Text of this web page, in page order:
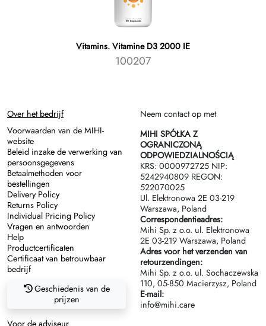
Vitamins. Vitamine D3 2000 IE
100207
Over het bedrijf
Voorwaarden van de MIHI-
website
Beleid inzake de verwerking van
persoonsgegevens
Betaalmethoden voor
bestellingen
Delivery Policy
Returns Policy
Individual Pricing Policy
Vragen en antwoorden
Help
Productcertificaten
Certificaat van betrouwbaar
bedrijf
Geschiedenis van de
prijzen
Neem contact op met
MIHI SPÓŁKA Z
OGRANICZONĄ
ODPOWIEDZIALNOŚCIĄ
KRS: 0000972725 NIP:
5242940809 REGON:
522070025
Ul. Elektronowa 2Е 03-219
Warszawa, Poland
Correspondentieadres:
Mihi Sp. z o.o. ul. Elektronowa
2Е 03-219 Warszawa, Poland
Adres voor het verzenden van
retourzendingen:
Mihi Sp. z o.o. ul. Sochaczewska
110, 05-850 Macierzysz, Poland
E-mail:
info@mihi.care